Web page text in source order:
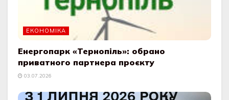
ЕКОНОМІКА
Енергопарк «Тернопіль»: обрано
приватного партнера проєкту
03.07.2026